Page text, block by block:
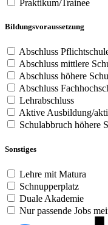
Praktikum/Trainee
Bildungsvoraussetzung
Abschluss
Abschluss mittlere
Abschluss höhere
Abschluss
Lehrabschluss
Aktive Ausbildung/
Schulabbruch höhere
Sonstiges
Lehre mit Matura
Schnupperplatz
Duale Akademie
Nur passende Jobs